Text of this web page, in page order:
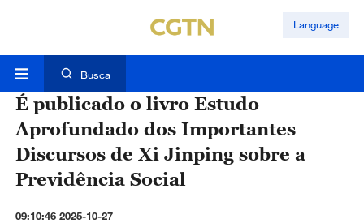
Language
Busca
É publicado o livro Estudo
Aprofundado dos Importantes
Discursos de Xi Jinping sobre a
Previdência Social
09:10:46 2025-10-27